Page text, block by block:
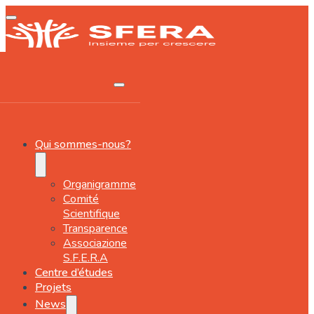
Qui sommes-nous?
Organigramme
Comité
Scientifique
Transparence
Associazione
S.F.E.R.A
Centre d’études
Projets
News